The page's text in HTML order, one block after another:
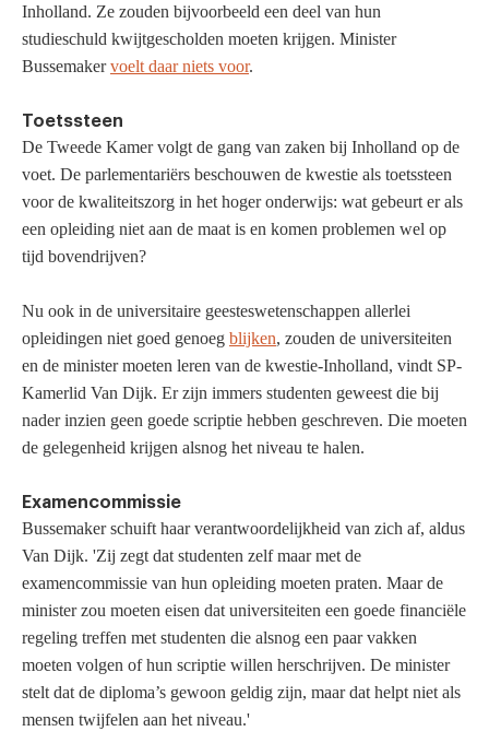
Inholland. Ze zouden bijvoorbeeld een deel van hun
studieschuld kwijtgescholden moeten krijgen. Minister
Bussemakervoelt daar niets voor.
Toetssteen
De Tweede Kamer volgt de gang van zaken bij Inholland op de
voet. De parlementariërs beschouwen de kwestie als toetssteen
voor de kwaliteitszorg in het hoger onderwijs: wat gebeurt er als
een opleiding niet aan de maat is en komen problemen wel op
tijd bovendrijven?
Nu ook in de universitaire geesteswetenschappen allerlei
opleidingen niet goed genoeg blijken, zouden de universiteiten
en de minister moeten leren van de kwestie-Inholland, vindt SP-
Kamerlid Van Dijk. Er zijn immers studenten geweest die bij
nader inzien geen goede scriptie hebben geschreven. Die moeten
de gelegenheid krijgen alsnog het niveau te halen.
Examencommissie
Bussemaker schuift haar verantwoordelijkheid van zich af, aldus
Van Dijk. 'Zij zegt dat studenten zelf maar met de
examencommissie van hun opleiding moeten praten. Maar de
minister zou moeten eisen dat universiteiten een goede financiële
regeling treffen met studenten die alsnog een paar vakken
moeten volgen of hun scriptie willen herschrijven. De minister
stelt dat de diploma’s gewoon geldig zijn, maar dat helpt niet als
mensen twijfelen aan het niveau.'